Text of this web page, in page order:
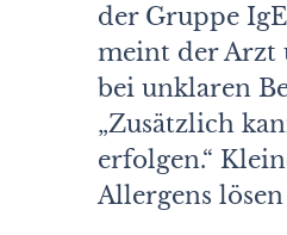
der Gruppe
meint der Arzt
bei unklaren
„Zusätzlich
erfolgen.“
Allergens